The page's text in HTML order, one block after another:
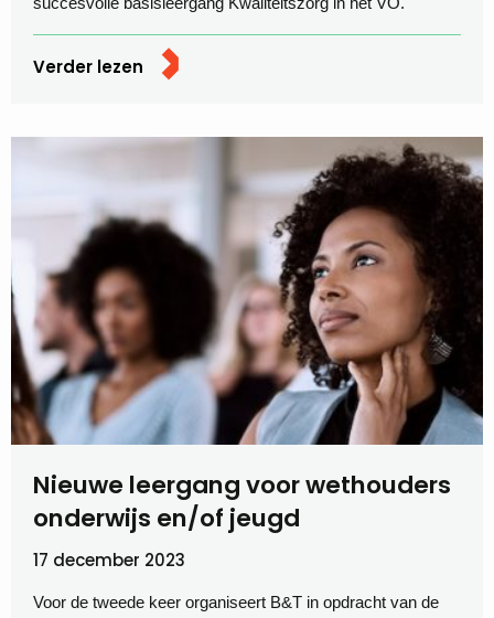
Verder lezen
Nieuwe leergang voor wethouders
onderwijs en/of jeugd
17 december 2023
Voor de tweede keer organiseert B&T in opdracht van de